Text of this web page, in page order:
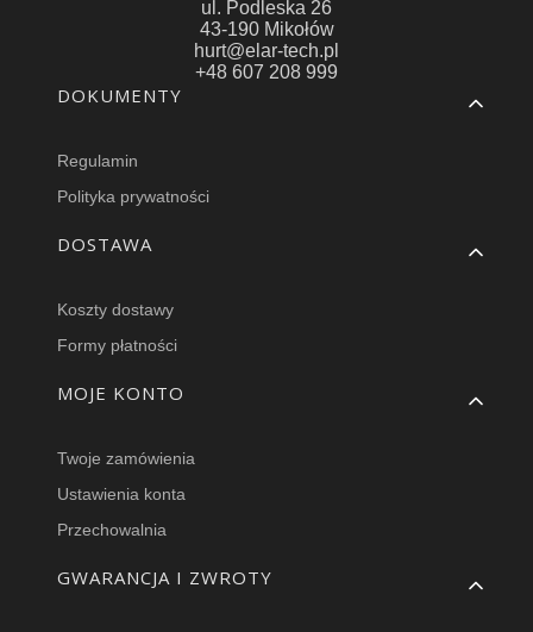
ul. Podleska 26
43-190 Mikołów
hurt@elar-tech.pl
+48 607 208 999
Linki w stopce
DOKUMENTY
Regulamin
Polityka prywatności
DOSTAWA
Koszty dostawy
Formy płatności
MOJE KONTO
Twoje zamówienia
Ustawienia konta
Przechowalnia
GWARANCJA I ZWROTY